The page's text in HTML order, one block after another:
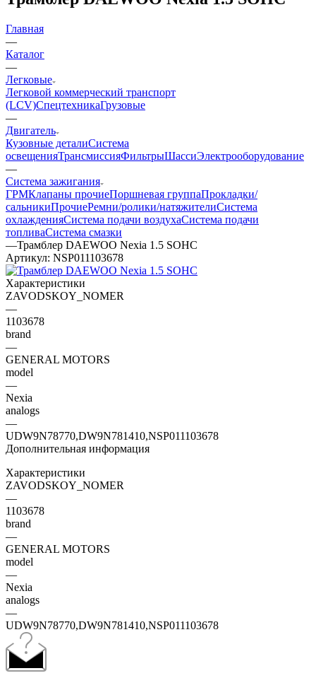
Главная
—
Каталог
—
Легковые
Легковой коммерческий транспорт
(LCV)СпецтехникаГрузовые
—
Двигатель
Кузовные деталиСистема
освещенияТрансмиссияФильтрыШассиЭлектрооборудование
—
Система зажигания
ГРМКлапаны прочиеПоршневая группаПрокладки/
сальникиПрочиеРемни/ролики/натяжителиСистема
охлажденияСистема подачи воздухаСистема подачи
топливаСистема смазки
—Трамблер DAEWOO Nexia 1.5 SOHC
Артикул: NSP011103678
Характеристики
ZAVODSKOY_NOMER
—
1103678
brand
—
GENERAL MOTORS
model
—
Nexia
analogs
—
UDW9N78770,DW9N781410,NSP011103678
Дополнительная информация
Характеристики
ZAVODSKOY_NOMER
—
1103678
brand
—
GENERAL MOTORS
model
—
Nexia
analogs
—
UDW9N78770,DW9N781410,NSP011103678